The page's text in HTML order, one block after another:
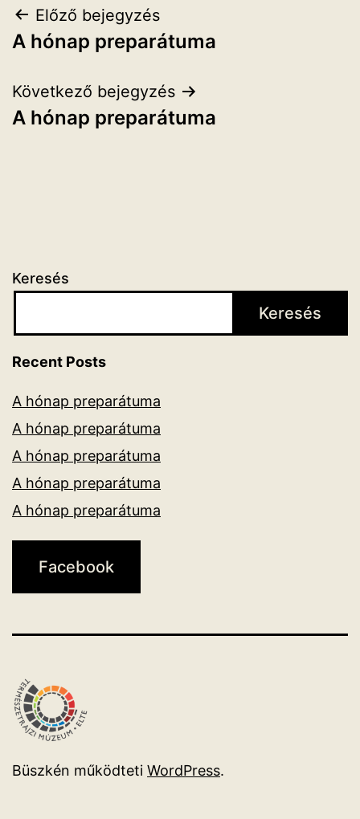
Bejegyzés
navigáció
Előző bejegyzés
A hónap preparátuma
Következő bejegyzés
A hónap preparátuma
Keresés
Keresés
Recent Posts
A hónap preparátuma
A hónap preparátuma
A hónap preparátuma
A hónap preparátuma
A hónap preparátuma
Facebook
Büszkén működteti WordPress.